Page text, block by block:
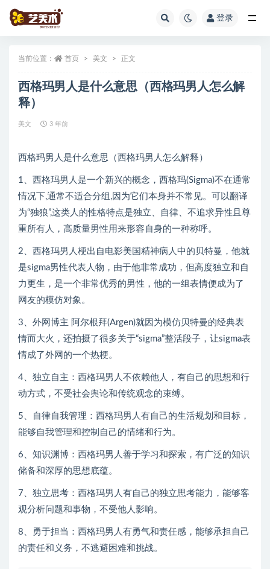
登录
当前位置： 首页 美文 正文
西格玛男人是什么意思（西格玛男人怎么解
释）
美文 3 年前
西格玛男人是什么意思（西格玛男人怎么解释）
1、西格玛男人是一个新兴的概念，西格玛(Sigma)不在通常
情况下,通常不适合分组,因为它们本身并不常见。可以翻译
为“独狼”,这类人的性格特点是独立、自律、不追求异性且尊
重所有人，高质量男性用来形容自身的一种称呼。
2、西格玛男人梗出自电影美国精神病人中的贝特曼，他就
是sigma男性代表人物，由于他非常成功，但高度独立和自
力更生，是一个非常优秀的男性，他的一组表情便成为了
网友的模仿对象。
3、外网博主 阿尔根拜(Argen)就因为模仿贝特曼的经典表
情而大火，还拍摄了很多关于“sigma”整活段子，让sigma表
情成了外网的一个热梗。
4、独立自主：西格玛男人不依赖他人，有自己的思想和行
动方式，不受社会舆论和传统观念的束缚。
5、自律自我管理：西格玛男人有自己的生活规划和目标，
能够自我管理和控制自己的情绪和行为。
6、知识渊博：西格玛男人善于学习和探索，有广泛的知识
储备和深厚的思想底蕴。
7、独立思考：西格玛男人有自己的独立思考能力，能够客
观分析问题和事物，不受他人影响。
8、勇于担当：西格玛男人有勇气和责任感，能够承担自己
的责任和义务，不逃避困难和挑战。